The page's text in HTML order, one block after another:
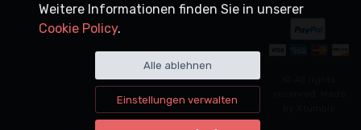
Weitere Informationen finden Sie in unserer
Cookie Policy.
Alle ablehnen
Einstellungen verwalten